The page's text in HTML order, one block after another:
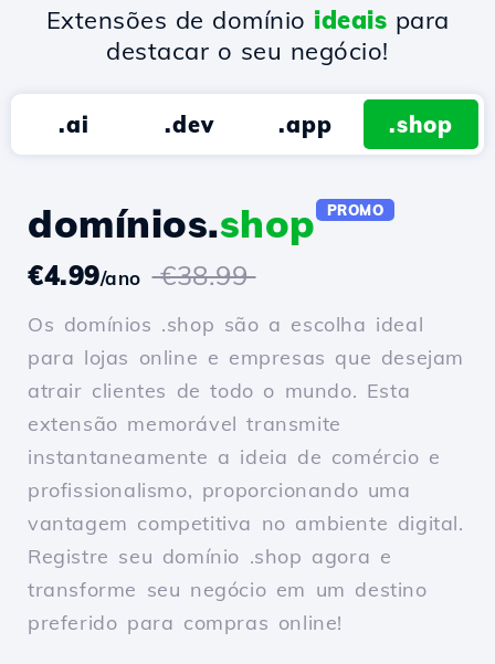
Extensões de domínio ideais para
destacar o seu negócio!
.ai .dev .app .shop
domínios.shop PROMO
€4.99/ano €38.99
Os domínios .shop são a escolha ideal
para lojas online e empresas que desejam
atrair clientes de todo o mundo. Esta
extensão memorável transmite
instantaneamente a ideia de comércio e
profissionalismo, proporcionando uma
vantagem competitiva no ambiente digital.
Registre seu domínio .shop agora e
transforme seu negócio em um destino
preferido para compras online!